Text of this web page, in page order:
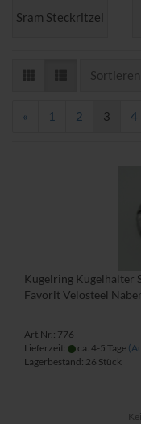
Sram Steckritzel
« 1 2 3 4
Kugelring Kugelhalter
Favorit Velosteel
Art.Nr.: 776
Lieferzeit:
ca. 4-5 Tage
Lagerbestand: 26 Stück